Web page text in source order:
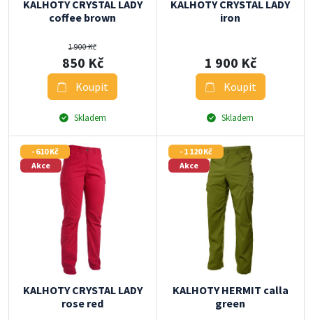
KALHOTY CRYSTAL LADY
coffee brown
1 900 Kč
850 Kč
Koupit
Skladem
KALHOTY CRYSTAL LADY
iron
1 900 Kč
Koupit
Skladem
- 610 Kč
Akce
KALHOTY CRYSTAL LADY
rose red
- 1 120 Kč
Akce
KALHOTY HERMIT calla
green